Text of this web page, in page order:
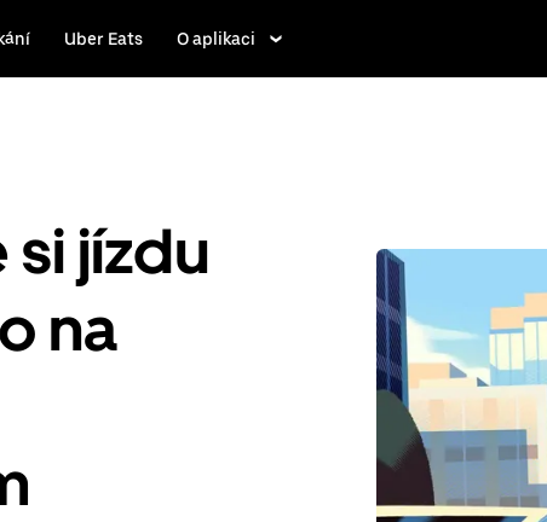
Uber Eats O aplikaci
jízdu
na